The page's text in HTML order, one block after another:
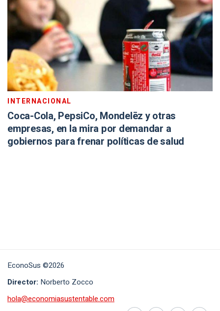
INTERNACIONAL
Coca-Cola, PepsiCo, Mondelēz y otras
empresas, en la mira por demandar a
gobiernos para frenar políticas de salud
EconoSus ©2026
Director: Norberto Zocco
hola@economiasustentable.com